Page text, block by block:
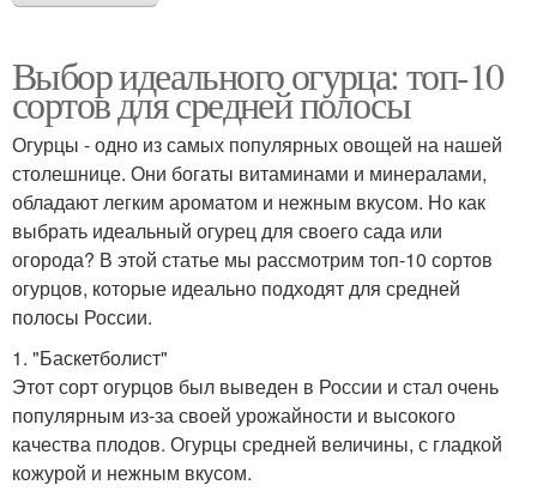
Выбор идеального огурца: топ-10
сортов для средней полосы
Огурцы - одно из самых популярных овощей на нашей
столешнице. Они богаты витаминами и минералами,
обладают легким ароматом и нежным вкусом. Но как
выбрать идеальный огурец для своего сада или
огорода? В этой статье мы рассмотрим топ-10 сортов
огурцов, которые идеально подходят для средней
полосы России.
1. "Баскетболист"
Этот сорт огурцов был выведен в России и стал очень
популярным из-за своей урожайности и высокого
качества плодов. Огурцы средней величины, с гладкой
кожурой и нежным вкусом.